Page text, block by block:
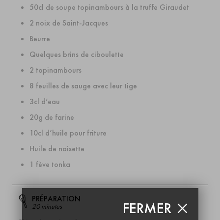
FERMER
50cl de soupe topinambours à la truffe Giraudet
2 noix de Saint-Jacques
Beurre
Quelques brins de ciboulette
2 topinambours
8 feuilles de sauge avec leur tige
3cl d’eau
20g de farine
10cl d’huile pour friture
Huile de noisette
1 fève tonka
PRÉPARATION
20 minutes